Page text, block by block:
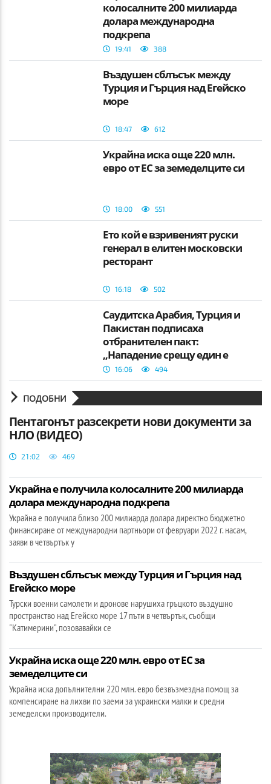
колосалните 200 милиарда
долара международна
подкрепа
19:41 388
Въздушен сблъсък между
Турция и Гърция над Егейско
море
18:47 612
Украйна иска още 220 млн.
евро от ЕС за земеделците си
18:00 551
Ето кой е взривеният руски
генерал в елитен московски
ресторант
16:18 502
Саудитска Арабия, Турция и
Пакистан подписаха
отбранителен пакт:
„Нападение срещу един е
нападение срещу всички“
16:06 494
ПОДОБНИ
Пентагонът разсекрети нови документи за
НЛО (ВИДЕО)
21:02 469
Украйна е получила колосалните 200 милиарда
долара международна подкрепа
Украйна е получила близо 200 милиарда долара директно бюджетно
финансиране от международни партньори от февруари 2022 г. насам,
заяви в четвъртък у
Въздушен сблъсък между Турция и Гърция над
Егейско море
Турски военни самолети и дронове нарушиха гръцкото въздушно
пространство над Егейско море 17 пъти в четвъртък, съобщи
"Катимерини", позовавайки се
Украйна иска още 220 млн. евро от ЕС за
земеделците си
Украйна иска допълнителни 220 млн. евро безвъзмездна помощ за
компенсиране на лихви по заеми за украински малки и средни
земеделски производители.